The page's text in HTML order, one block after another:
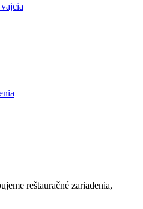
reštauračné zariadenia,